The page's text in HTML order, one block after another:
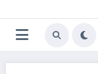
au
contenu